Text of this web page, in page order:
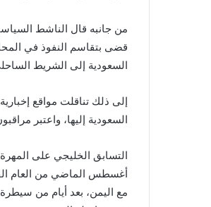
من جانبه قال الناشط
قضى بتقاسم النفوذ في
السعودية إلى الشريط
إلى ذلك تناقلت مواقع
السعودية إليها، واعتبر
التسابق الخليجي على
أغسطس الماضي من العام
مع اليمن، بعد أيام من